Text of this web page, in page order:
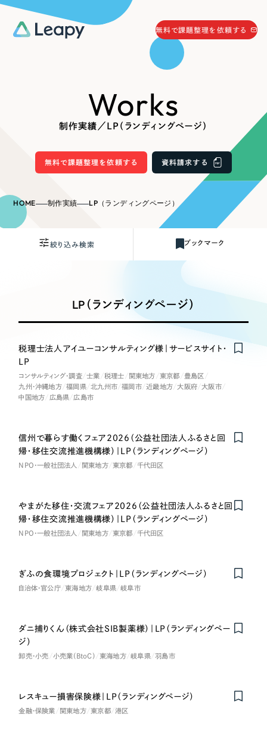
Service
サービス紹介
一過性の広告に頼らず、
Webサイト制作
採用サイト制作
ECサイト制作
お役立ち情報
無料で課題整理を依頼する
058-215-0066
24時間受付
資料請求する
リーピーが選ばれる理由
採用サイト制作
ブランドサイト制作
制作実績
コーポレート・企業サイト （278件）
ブランドサイト・サービスサイト
ポータルサイト・メディアサイト （39件）
LP（ランディングページ） （28件）
ブランディング（ロゴ・印刷物） （90件）
アウトソーシング（代行支援）
Company
制作実績／LP（ランディングページ）
Works
無料で課題整理を依頼する 資料請求する
HOME 制作実績 LP（ランディングページ）
絞り込み検索 ブックマーク
制作内容
コーポレート・企業サイト
ブランドサイト・サービスサイト
求人・採用サイト
ECサイト（オンラインショップ）
LP（ランディングページ）
サイト
その他
LP（ランディングページ）
税理士法人アイユーコンサルティング様｜サービスサイト・
LP
コンサルティング・調査 士業 税理士 関東地方 東京都
豊島区
九州・沖縄地方
福岡県 北九州市 福岡市 近畿地方 大阪府
大阪市
中国地方
広島県 広島市
信州で暮らす働くフェア2026（公益社団法人ふるさと回
帰・移住交流推進機構様）｜LP（ランディングページ）
NPO・一般社団法人 関東地方 東京都 千代田区
やまがた移住・交流フェア2026（公益社団法人ふるさと回
帰・移住交流推進機構様）｜LP（ランディングページ）
NPO・一般社団法人 関東地方 東京都 千代田区
ぎふの食環境プロジェクト｜LP（ランディングページ）
自治体・官公庁 東海地方 岐阜県 岐阜市
ダニ捕りくん（株式会社SIB製薬様）｜LP（ランディングペー
ジ）
卸売・小売 小売業（BtoC） 東海地方 岐阜県 羽島市
レスキュー損害保険様｜LP（ランディングページ）
金融・保険業 関東地方 東京都 港区